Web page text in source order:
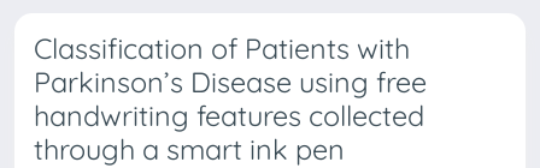
Classification of Patients with
Parkinson’s Disease using free
handwriting features collected
through a smart ink pen